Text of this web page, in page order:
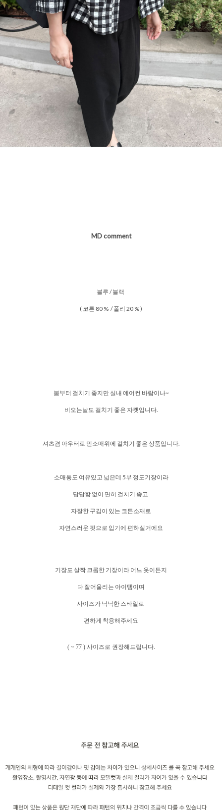
MD comment
블루 / 블랙
( 코튼 80 % / 폴리 20 % )
봄부터 걸치기 좋지만 실내 에어컨 바람이나~
비오는날도 걸치기 좋은 자켓입니다.
셔츠겸 아우터로 민소매위에 걸치기 좋은 상품입니다.
소매통도 여유있고 넓은데 5부 정도기장이라
답답함 없이 편히 걸치기 좋고
자잘한 구김이 있는 코튼소재로
자연스러운 핏으로 입기에 편하실거에요
기장도 살짝 크롭한 기장이라 어느 옷이든지
다 잘어울리는 아이템이며
사이즈가 낙낙한 스타일로
편하게 착용해주세요
( ~ 77 ) 사이즈로 권장해드립니다.